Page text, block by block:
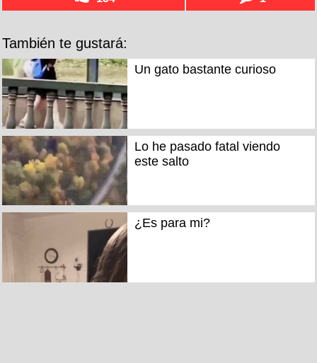
También te gustará:
Un gato bastante curioso
Lo he pasado fatal viendo
este salto
¿Es para mi?